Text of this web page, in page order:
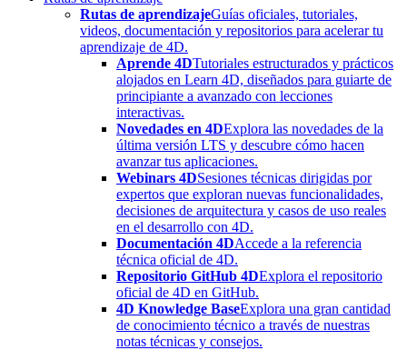
Rutas de aprendizajeGuías oficiales, tutoriales,
videos, documentación y repositorios para acelerar tu
aprendizaje de 4D.
Aprende 4DTutoriales estructurados y prácticos
alojados en Learn 4D, diseñados para guiarte de
principiante a avanzado con lecciones
interactivas.
Novedades en 4DExplora las novedades de la
última versión LTS y descubre cómo hacen
avanzar tus aplicaciones.
Webinars 4DSesiones técnicas dirigidas por
expertos que exploran nuevas funcionalidades,
decisiones de arquitectura y casos de uso reales
en el desarrollo con 4D.
Documentación 4DAccede a la referencia
técnica oficial de 4D.
Repositorio GitHub 4DExplora el repositorio
oficial de 4D en GitHub.
4D Knowledge BaseExplora una gran cantidad
de conocimiento técnico a través de nuestras
notas técnicas y consejos.